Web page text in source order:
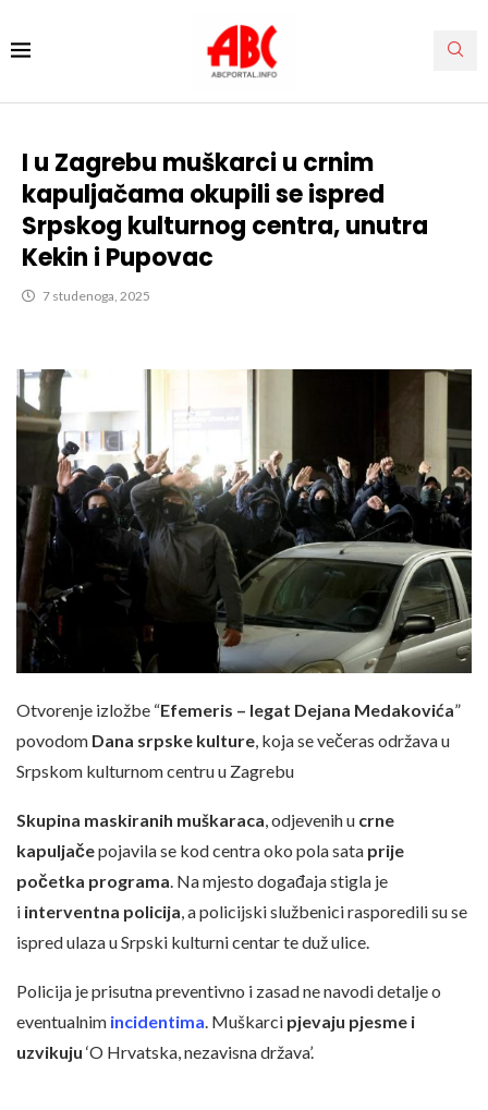
I u Zagrebu muškarci u crnim
kapuljačama okupili se ispred
Srpskog kulturnog centra, unutra
Kekin i Pupovac
7 studenoga, 2025
Otvorenje izložbe “Efemeris – legat Dejana Medakovića”
povodom Dana srpske kulture , koja se večeras održava u
Srpskom kulturnom centru u Zagrebu
Skupina maskiranih muškaraca , odjevenih u crne
kapuljačepojavila se kod centra oko pola sata prije
početka programa . Na mjesto događaja stigla je
i interventna policija , a policijski službenici rasporedili su se
ispred ulaza u Srpski kulturni centar te duž ulice.
Policija je prisutna preventivno i zasad ne navodi detalje o
eventualnim incidentima . Muškarci pjevaju pjesme i
uzvikuju ‘O Hrvatska, nezavisna država’.